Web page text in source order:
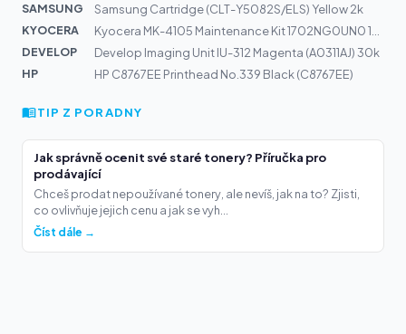
SAMSUNG
Samsung Cartridge (CLT-Y5082S/ELS) Yellow 2k
KYOCERA
Kyocera MK-4105 Maintenance Kit 1702NG0UN0 150k | TASKa...
DEVELOP
Develop Imaging Unit IU-312 Magenta (A0311AJ) 30k
HP
HP C8767EE Printhead No.339 Black (C8767EE)
TIP Z PORADNY
Jak správně ocenit své staré tonery? Příručka pro
prodávající
Chceš prodat nepoužívané tonery, ale nevíš, jak na to? Zjisti,
co ovlivňuje jejich cenu a jak se vyh...
Číst dále →